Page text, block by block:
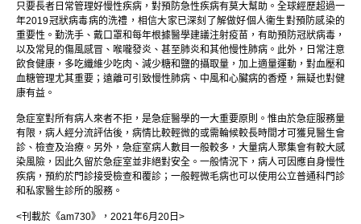
只要長者日常管理好慢性疾病，對預防急性疾病有莫大幫助。全球經歷超過一
年2019冠狀病毒病的洗禮，相信大家已深刻了解做好個人衞生對預防感染的
重要性。勤洗手、戴口罩和每年根據醫學建議注射疫苗，有助預防冠狀病毒，
以及常見的傷風感冒、喉嚨發炎、甚至肺炎和其他慢性肺病。此外，日常注意
飲食健康，多吃纖維少吃肉、減少糖和鹽的攝取量，加上適量運動，對血壓和
血糖管理尤其重要；遠離可引致慢性肺病、中風和心臟病的香煙，無疑也對健
康有益。
急症室對所有病人來者不拒，是急症醫學的一大重要原則。惟由於急症服務量
有限，病人經分流評估後，病情比較輕微的或需輪候較長時間才可獲見醫生會
診、檢查及治療。另外，急症室病人數目一般較多，大量病人聚集會有較大感
染風險，因此久留於急症室並非絕對安全。一般情況下，病人可因應自身慢性
疾病，預約於門診接受檢查和覆診；一般輕微毛病也可以使用公立普通科門診
和私家醫生診所的服務。
<刊載於《am730》，2021年6月20日>